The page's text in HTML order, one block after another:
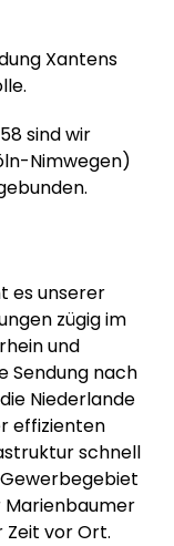
Xantens
sind wir
Nimwegen)
es unserer
zügig im
und
Sendung nach
Niederlande
effizienten
schnell
vor Ort.